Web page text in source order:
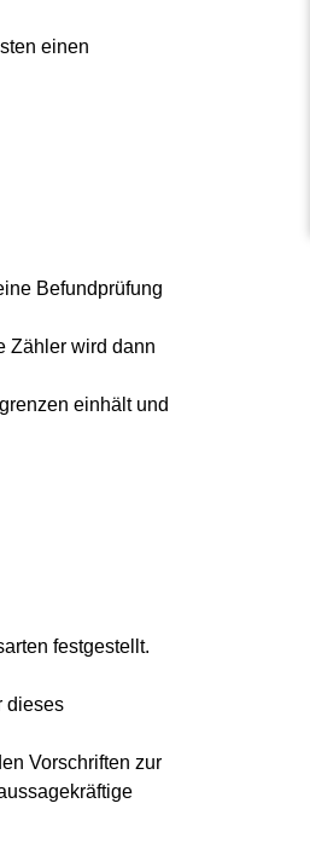
einen
Befundprüfung
Zähler wird dann
einhält und
festgestellt.
dieses
Vorschriften zur